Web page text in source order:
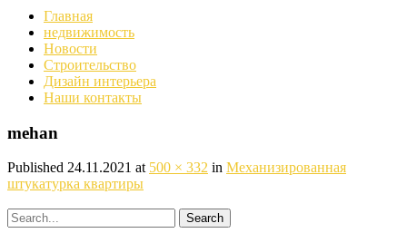
Главная
недвижимость
Новости
Строительство
Дизайн интерьера
Наши контакты
mehan
Published 24.11.2021 at 500 × 332 in Механизированная
штукатурка квартиры